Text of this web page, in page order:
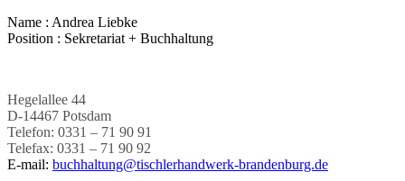
Name : Andrea Liebke
Position : Sekretariat + Buchhaltung
Hegelallee 44
D-14467 Potsdam
Telefon: 0331 – 71 90 91
Telefax: 0331 – 71 90 92
E-mail: buchhaltung@tischlerhandwerk-brandenburg.de